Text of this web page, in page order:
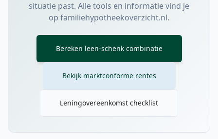
situatie past. Alle tools en informatie vind je
op familiehypotheekoverzicht.nl.
Bereken leen-schenk combinatie
Bekijk marktconforme rentes
Leningovereenkomst checklist